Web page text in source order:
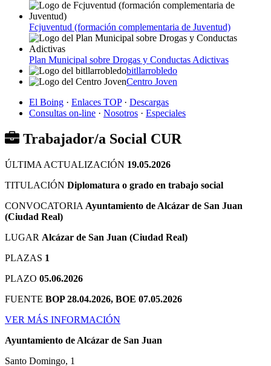
Fcjuventud (formación complementaria de Juventud)
Plan Municipal sobre Drogas y Conductas Adictivas
bitllarrobledo
Centro Joven
El Boing · Enlaces TOP· Descargas
Consultas on-line · Nosotros · Especiales
Trabajador/a Social CUR
ÚLTIMA ACTUALIZACIÓN 19.05.2026
TITULACIÓN Diplomatura o grado en trabajo social
CONVOCATORIA Ayuntamiento de Alcázar de San Juan
(Ciudad Real)
LUGAR Alcázar de San Juan (Ciudad Real)
PLAZAS 1
PLAZO 05.06.2026
FUENTE BOP 28.04.2026, BOE 07.05.2026
VER MÁS INFORMACIÓN
Ayuntamiento de Alcázar de San Juan
Santo Domingo, 1